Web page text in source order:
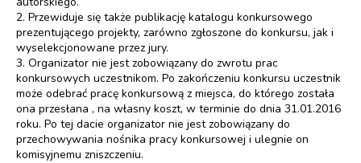
2. Przewiduje się także publikację katalogu konkursowego
prezentującego projekty, zarówno zgłoszone do konkursu, jak i
wyselekcjonowane przez jury.
3. Organizator nie jest zobowiązany do zwrotu prac
konkursowych uczestnikom. Po zakończeniu konkursu uczestnik
może odebrać pracę konkursową z miejsca, do którego została
ona przesłana , na własny koszt, w terminie do dnia 31.01.2016
roku. Po tej dacie organizator nie jest zobowiązany do
przechowywania nośnika pracy konkursowej i ulegnie on
komisyjnemu zniszczeniu.